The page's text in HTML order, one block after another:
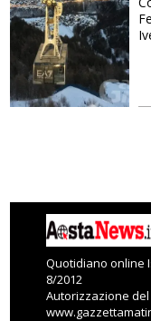
Quotidiano online
8/2012
Autorizzazione del